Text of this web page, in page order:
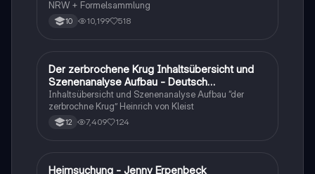
NRW + Formelsammlung
10 10,199 518
Deutsch
Der zerbrochene Krug Inhaltsübersicht und
Szenenanalyse Aufbau - Deutsch
Q1/Q2/Abitur
Inhaltsübersicht und Szenenanalyse Aufbau “der
zerbrochne Krug” Heinrich von Kleist
12 7,409 124
Deutsch
Heimsuchung - Jenny Erpenbeck